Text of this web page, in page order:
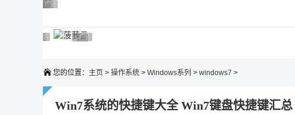
广告 商业广告，理性选择
广告 商业广告，理性选择
广告 商业广告，理性选择
广告 商业广告，理性选择
广告 商业广告，理性选择
广告 商业广告，理性选择
广告 商业广告，理性选择
广告 商业广告，理性选择广告 商业广告，理性选择
广告 商业广告，理性选择
您的位置： 主页 > 操作系统 > Windows系列 > windows7 >
Win7系统的快捷键大全 Win7键盘快捷键汇总